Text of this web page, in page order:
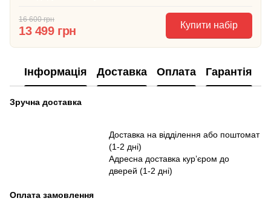
16 600 грн
13 499 грн Купити набір
Інформація Доставка Оплата Гарантія
Зручна доставка
Доставка на відділення або поштомат
(1-2 дні)
Адресна доставка курʼєром до
дверей (1-2 дні)
Оплата замовлення